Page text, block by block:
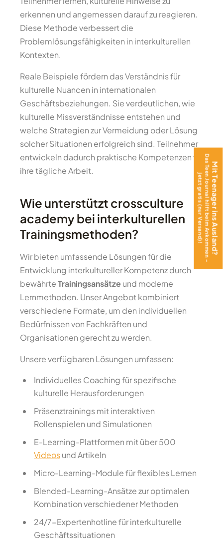
erkennen und angemessen darauf zu reagieren.
Diese Methode verbessert die
Problemlösungsfähigkeiten in interkulturellen
Kontexten.
Reale Beispiele fördern das Verständnis für
kulturelle Nuancen in internationalen
Geschäftsbeziehungen. Sie verdeutlichen, wie
kulturelle Missverständnisse entstehen und
welche Strategien zur Vermeidung oder Lösung
solcher Situationen erfolgreich sind. Teilnehmer
entwickeln dadurch praktische Kompetenzen für
ihre tägliche Arbeit.
Wie unterstützt crossculture
academy bei interkulturellen
Trainingsmethoden?
Wir bieten umfassende Lösungen für die
Entwicklung interkultureller Kompetenz durch
bewährteTrainingsansätze und moderne
Lernmethoden. Unser Angebot kombiniert
verschiedene Formate, um den individuellen
Bedürfnissen von Fachkräften und
Organisationen gerecht zu werden.
Unsere verfügbaren Lösungen umfassen:
Individuelles Coaching für spezifische
kulturelle Herausforderungen
Präsenztrainings mit interaktiven
Rollenspielen und Simulationen
E-Learning-Plattformen mit über 500
Videosund Artikeln
Micro-Learning-Module für flexibles Lernen
Blended-Learning-Ansätze zur optimalen
Kombination verschiedener Methoden
24/7-Expertenhotline für interkulturelle
Geschäftssituationen
Mit Teenager ins Ausland?
Das Teen Journal hilft beim Ankommen –
jetzt gratis (nur Versand)!